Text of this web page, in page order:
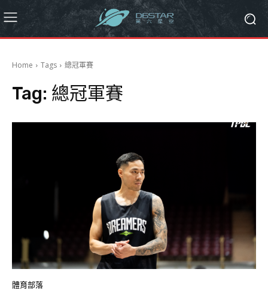
Home Tags 總冠軍賽
Tag: 總冠軍賽
體育部落